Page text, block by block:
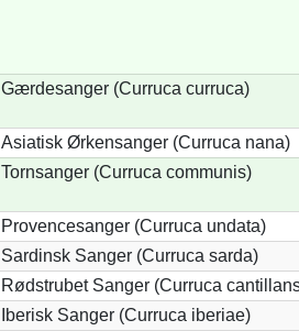
Gærdesanger (Curruca curruca)
Asiatisk Ørkensanger (Curruca nana)
Tornsanger (Curruca communis)
Provencesanger (Curruca undata)
Sardinsk Sanger (Curruca sarda)
Rødstrubet Sanger (Curruca
Iberisk Sanger (Curruca iberiae)